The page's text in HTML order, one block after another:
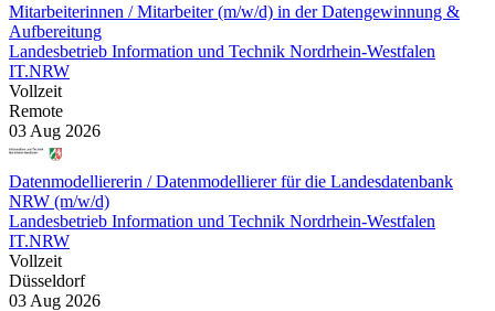
Mitarbeiterinnen / Mitarbeiter (m/w/d) in der Datengewinnung &
Aufbereitung
Landesbetrieb Information und Technik Nordrhein-Westfalen
IT.NRW
Vollzeit
Remote
03 Aug 2026
Datenmodelliererin / Datenmodellierer für die Landesdatenbank
NRW (m/w/d)
Landesbetrieb Information und Technik Nordrhein-Westfalen
IT.NRW
Vollzeit
Düsseldorf
03 Aug 2026